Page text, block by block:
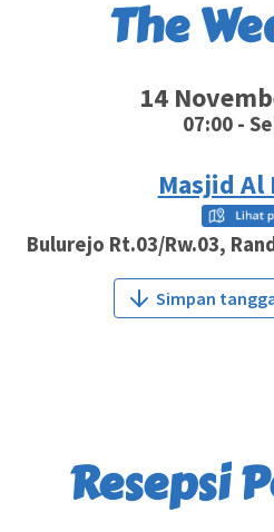
The
14
07:00 -
Masjid Al
Bulurejo Rt.03/Rw.03,
Simpan
Resepsi